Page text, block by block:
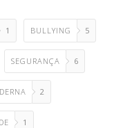
1 BULLYING 5
SEGURANÇA 6
2
1